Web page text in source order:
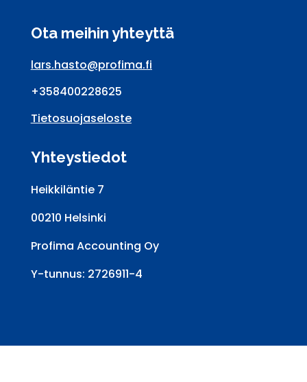
Ota meihin yhteyttä
lars.hasto@profima.fi
+358400228625
Tietosuojaseloste
Yhteystiedot
Heikkiläntie 7
00210 Helsinki
Profima Accounting Oy
Y-tunnus: 2726911-4